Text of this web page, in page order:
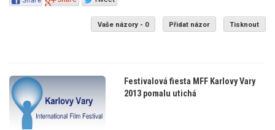
Vaše názory - 0 Přidat názor Tisknout
Festivalová fiesta MFF Karlovy Vary
2013 pomalu utichá